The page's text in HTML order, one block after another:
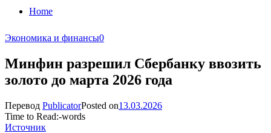
Home
Экономика и финансы0
Минфин разрешил Сбербанку ввозить
золото до марта 2026 года
Перевод PublicatorPosted on13.03.2026
Time to Read:-words
Источник